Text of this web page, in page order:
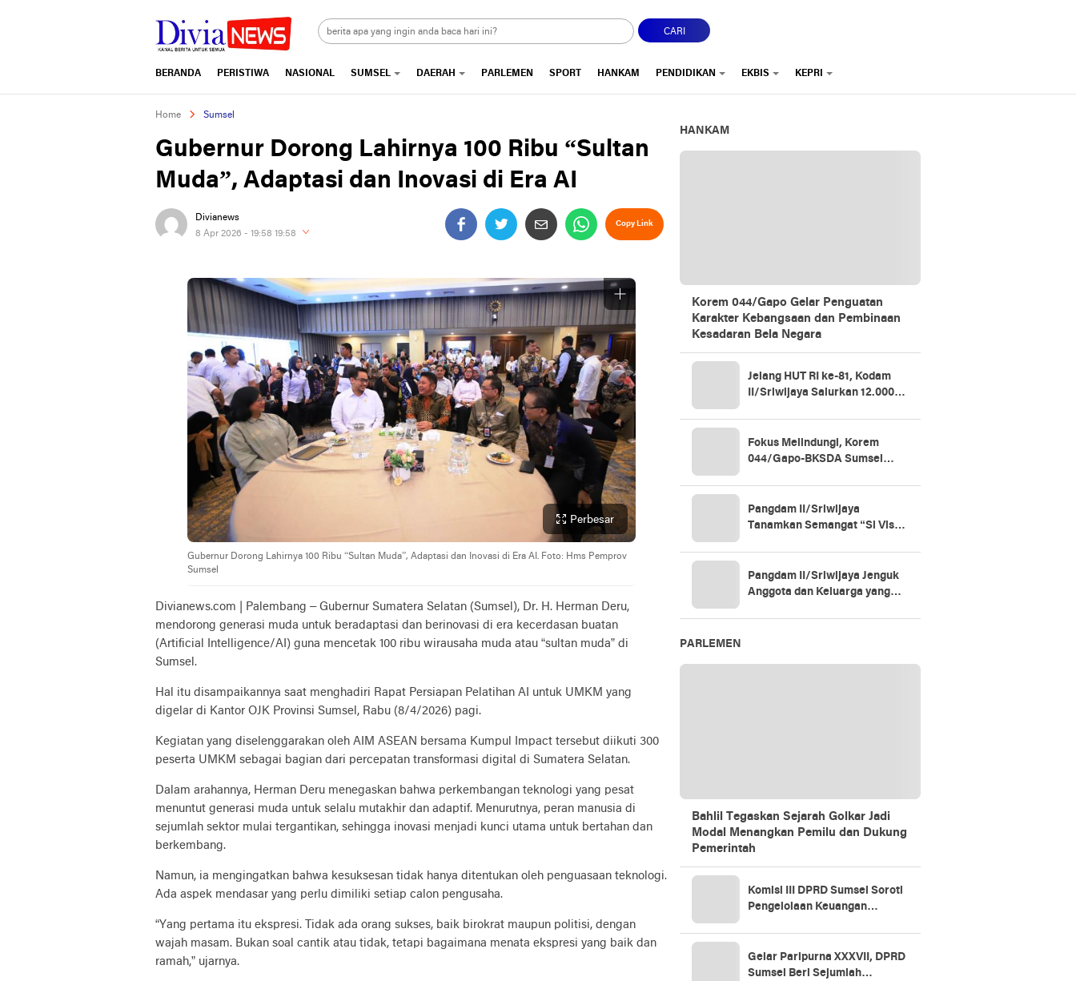
divianews.com CARI
BERANDA PERISTIWA NASIONAL SUMSEL DAERAH PARLEMEN SPORT HANKAM PENDIDIKAN EKBIS KEPRI
Home Sumsel
Gubernur Dorong Lahirnya 100 Ribu “Sultan
Muda”, Adaptasi dan Inovasi di Era AI
Divianews
8 Apr 2026 - 19:58 19:58
Copy Link
Perbesar
Gubernur Dorong Lahirnya 100 Ribu “Sultan Muda”, Adaptasi dan Inovasi di Era AI. Foto: Hms Pemprov
Sumsel
Divianews.com | Palembang – Gubernur Sumatera Selatan (Sumsel), Dr. H. Herman Deru,
mendorong generasi muda untuk beradaptasi dan berinovasi di era kecerdasan buatan
(Artificial Intelligence/AI) guna mencetak 100 ribu wirausaha muda atau “sultan muda” di
Sumsel.
Hal itu disampaikannya saat menghadiri Rapat Persiapan Pelatihan AI untuk UMKM yang
digelar di Kantor OJK Provinsi Sumsel, Rabu (8/4/2026) pagi.
Kegiatan yang diselenggarakan oleh AIM ASEAN bersama Kumpul Impact tersebut diikuti 300
peserta UMKM sebagai bagian dari percepatan transformasi digital di Sumatera Selatan.
Dalam arahannya, Herman Deru menegaskan bahwa perkembangan teknologi yang pesat
menuntut generasi muda untuk selalu mutakhir dan adaptif. Menurutnya, peran manusia di
sejumlah sektor mulai tergantikan, sehingga inovasi menjadi kunci utama untuk bertahan dan
berkembang.
Namun, ia mengingatkan bahwa kesuksesan tidak hanya ditentukan oleh penguasaan teknologi.
Ada aspek mendasar yang perlu dimiliki setiap calon pengusaha.
“Yang pertama itu ekspresi. Tidak ada orang sukses, baik birokrat maupun politisi, dengan
wajah masam. Bukan soal cantik atau tidak, tetapi bagaimana menata ekspresi yang baik dan
ramah,” ujarnya.
HANKAM
Korem 044/Gapo Gelar Penguatan
Karakter Kebangsaan dan Pembinaan
Kesadaran Bela Negara
Jelang HUT RI ke-81, Kodam
II/Sriwijaya Salurkan 12.000
Fokus Melindungi, Korem
044/Gapo-BKSDA Sumsel
Pangdam II/Sriwijaya
Tanamkan Semangat “Si Vis
Pangdam II/Sriwijaya Jenguk
Anggota dan Keluarga yang
PARLEMEN
Bahlil Tegaskan Sejarah Golkar Jadi
Modal Menangkan Pemilu dan Dukung
Pemerintah
Komisi III DPRD Sumsel Soroti
Pengelolaan Keuangan
Gelar Paripurna XXXVII, DPRD
Sumsel Beri Sejumlah